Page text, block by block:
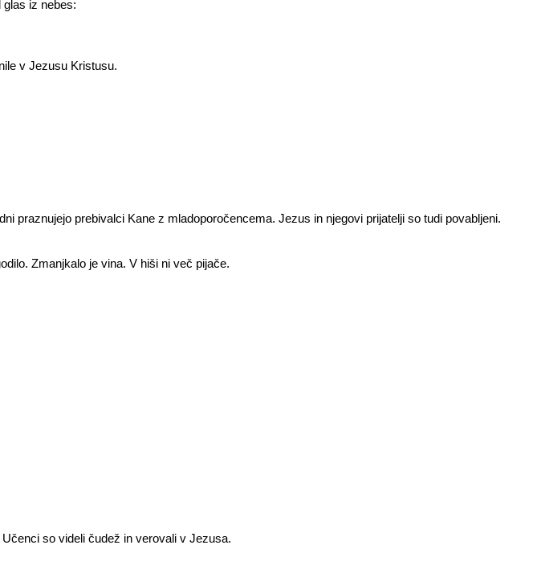
iz nebes:
v Jezusu Kristusu.
praznujejo prebivalci Kane z mladoporočencema. Jezus in njegovi prijatelji so tudi povabljeni.
Zmanjkalo je vina. V hiši ni več pijače.
so videli čudež in verovali v Jezusa.